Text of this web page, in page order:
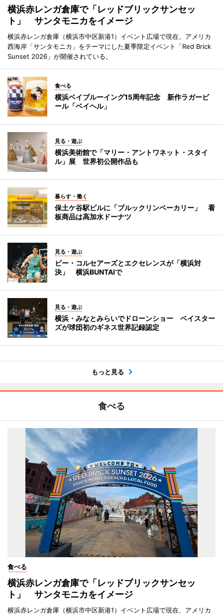
横浜赤レンガ倉庫で「レッドブリックサンセッ
ト」 サンタモニカをイメージ
横浜赤レンガ倉庫（横浜市中区新港1）イベント広場で現在、アメリカ
西海岸「サンタモニカ」をテーマにした夏季限定イベント「Red Brick
Sunset 2026」が開催されている。
食べる
横浜ベイブルーイング15周年記念 新作ラガービ
ール「ベイヘル」
見る・遊ぶ
横浜美術館で「マリー・アントワネット・スタイ
ル」展 世界初公開作品も
暮らす・働く
保土ケ谷駅ビルに「ブルックリンベーカリー」 看
板商品は高加水ドーナツ
見る・遊ぶ
ビー・コルセアーズとエクセレンスが「横浜対
決」 横浜BUNTAIで
見る・遊ぶ
横浜・みなとみらいでドローンショー ベイスター
ズが球団初のギネス世界記録認定
もっと見る
食べる
食べる
横浜赤レンガ倉庫で「レッドブリックサンセッ
ト」 サンタモニカをイメージ
横浜赤レンガ倉庫（横浜市中区新港1）イベント広場で現在、アメリカ